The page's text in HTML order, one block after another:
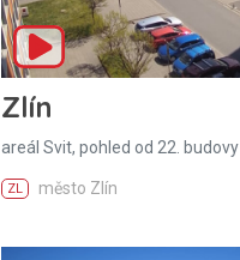
Zlín
areál Svit, pohled od 22. budovy
ZL město Zlín